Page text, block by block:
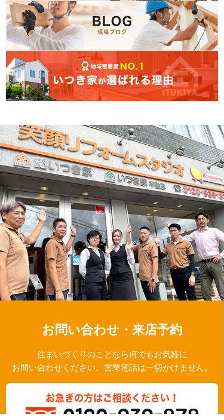
お問い合わせ・来店予約
住まいづくりのことなら何でもお気軽に
お問い合わせください。営業電話は一切かけません。
お急ぎの方はご相談ください！